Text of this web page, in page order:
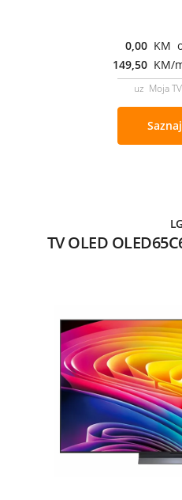
0,00 KM
149,50 KM/
uz Moja
LG
TV OLED